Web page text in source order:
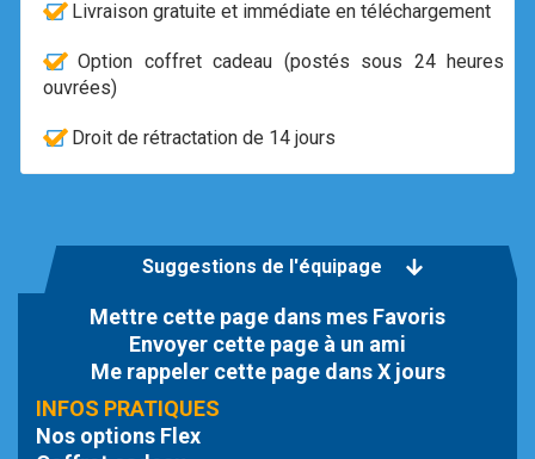
Livraison gratuite et immédiate en téléchargement
Option coffret cadeau (postés sous 24 heures
ouvrées)
Droit de rétractation de 14 jours
Suggestions de l'équipage
Mettre cette page dans mes Favoris
Envoyer cette page à un ami
Me rappeler cette page dans X jours
INFOS PRATIQUES
Nos options Flex